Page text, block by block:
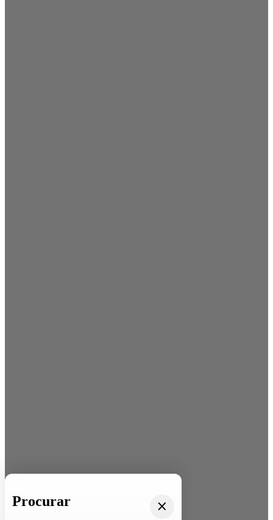
Procurar